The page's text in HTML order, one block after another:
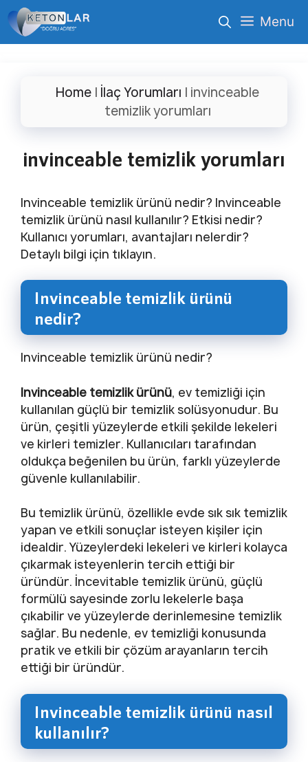
İçeriğe
atla
Menu
Home | İlaç Yorumları | invinceable
temizlik yorumları
invinceable temizlik yorumları
Invinceable temizlik ürünü nedir? Invinceable
temizlik ürünü nasıl kullanılır? Etkisi nedir?
Kullanıcı yorumları, avantajları nelerdir?
Detaylı bilgi için tıklayın.
Invinceable temizlik ürünü
nedir?
Invinceable temizlik ürünü nedir?
Invinceable temizlik ürünü, ev temizliği için
kullanılan güçlü bir temizlik solüsyonudur. Bu
ürün, çeşitli yüzeylerde etkili şekilde lekeleri
ve kirleri temizler. Kullanıcıları tarafından
oldukça beğenilen bu ürün, farklı yüzeylerde
güvenle kullanılabilir.
Bu temizlik ürünü, özellikle evde sık sık temizlik
yapan ve etkili sonuçlar isteyen kişiler için
idealdir. Yüzeylerdeki lekeleri ve kirleri kolayca
çıkarmak isteyenlerin tercih ettiği bir
üründür. İncevitable temizlik ürünü, güçlü
formülü sayesinde zorlu lekelerle başa
çıkabilir ve yüzeylerde derinlemesine temizlik
sağlar. Bu nedenle, ev temizliği konusunda
pratik ve etkili bir çözüm arayanların tercih
ettiği bir üründür.
Invinceable temizlik ürünü nasıl
kullanılır?